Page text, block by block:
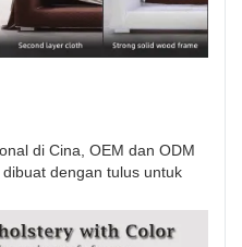
di Cina, OEM dan ODM
dengan tulus untuk